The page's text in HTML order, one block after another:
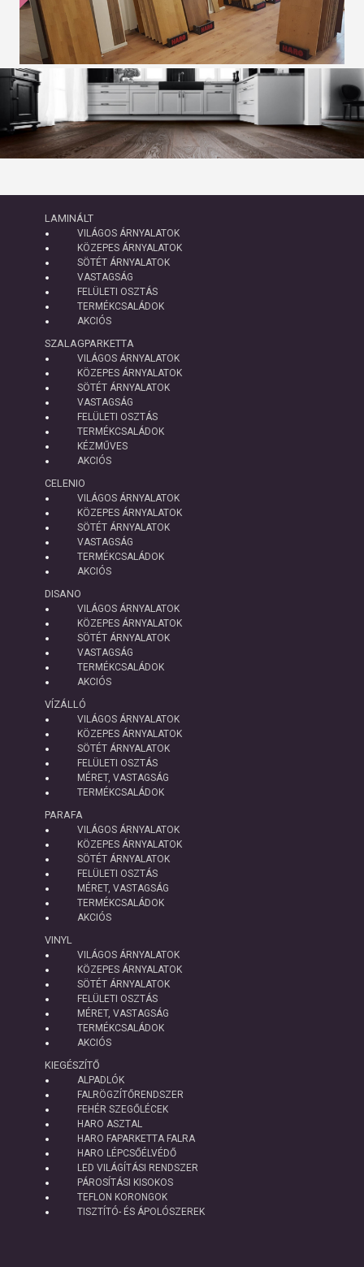
LAMINÁLT
VILÁGOS ÁRNYALATOK
KÖZEPES ÁRNYALATOK
SÖTÉT ÁRNYALATOK
VASTAGSÁG
FELÜLETI OSZTÁS
TERMÉKCSALÁDOK
AKCIÓS
SZALAGPARKETTA
VILÁGOS ÁRNYALATOK
KÖZEPES ÁRNYALATOK
SÖTÉT ÁRNYALATOK
VASTAGSÁG
FELÜLETI OSZTÁS
TERMÉKCSALÁDOK
KÉZMŰVES
AKCIÓS
CELENIO
VILÁGOS ÁRNYALATOK
KÖZEPES ÁRNYALATOK
SÖTÉT ÁRNYALATOK
VASTAGSÁG
TERMÉKCSALÁDOK
AKCIÓS
DISANO
VILÁGOS ÁRNYALATOK
KÖZEPES ÁRNYALATOK
SÖTÉT ÁRNYALATOK
VASTAGSÁG
TERMÉKCSALÁDOK
AKCIÓS
VÍZÁLLÓ
VILÁGOS ÁRNYALATOK
KÖZEPES ÁRNYALATOK
SÖTÉT ÁRNYALATOK
FELÜLETI OSZTÁS
MÉRET, VASTAGSÁG
TERMÉKCSALÁDOK
PARAFA
VILÁGOS ÁRNYALATOK
KÖZEPES ÁRNYALATOK
SÖTÉT ÁRNYALATOK
FELÜLETI OSZTÁS
MÉRET, VASTAGSÁG
TERMÉKCSALÁDOK
AKCIÓS
VINYL
VILÁGOS ÁRNYALATOK
KÖZEPES ÁRNYALATOK
SÖTÉT ÁRNYALATOK
FELÜLETI OSZTÁS
MÉRET, VASTAGSÁG
TERMÉKCSALÁDOK
AKCIÓS
KIEGÉSZÍTŐ
ALPADLÓK
FALRÖGZÍTŐRENDSZER
FEHÉR SZEGŐLÉCEK
HARO ASZTAL
HARO FAPARKETTA FALRA
HARO LÉPCSŐÉLVÉDŐ
LED VILÁGÍTÁSI RENDSZER
PÁROSÍTÁSI KISOKOS
TEFLON KORONGOK
TISZTÍTÓ- ÉS ÁPOLÓSZEREK